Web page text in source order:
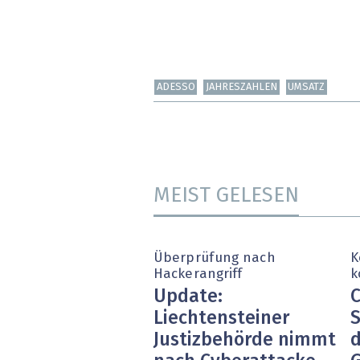
ADESSO JAHRESZAHLEN UMSATZ
MEIST GELESEN
Überprüfung nach
Hackerangriff
Update:
Liechtensteiner
Justizbehörde nimmt